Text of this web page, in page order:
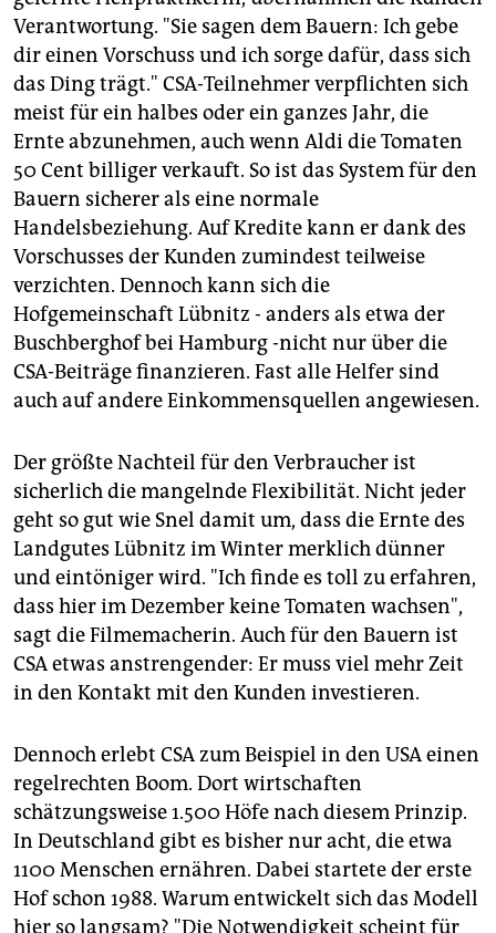
Verantwortung. "Sie sagen dem Bauern: Ich gebe
dir einen Vorschuss und ich sorge dafür, dass sich
das Ding trägt." CSA-Teilnehmer verpflichten sich
meist für ein halbes oder ein ganzes Jahr, die
Ernte abzunehmen, auch wenn Aldi die Tomaten
50 Cent billiger verkauft. So ist das System für den
Bauern sicherer als eine normale
Handelsbeziehung. Auf Kredite kann er dank des
Vorschusses der Kunden zumindest teilweise
verzichten. Dennoch kann sich die
Hofgemeinschaft Lübnitz - anders als etwa der
Buschberghof bei Hamburg -nicht nur über die
CSA-Beiträge finanzieren. Fast alle Helfer sind
auch auf andere Einkommensquellen angewiesen.
Der größte Nachteil für den Verbraucher ist
sicherlich die mangelnde Flexibilität. Nicht jeder
geht so gut wie Snel damit um, dass die Ernte des
Landgutes Lübnitz im Winter merklich dünner
und eintöniger wird. "Ich finde es toll zu erfahren,
dass hier im Dezember keine Tomaten wachsen",
sagt die Filmemacherin. Auch für den Bauern ist
CSA etwas anstrengender: Er muss viel mehr Zeit
in den Kontakt mit den Kunden investieren.
Dennoch erlebt CSA zum Beispiel in den USA einen
regelrechten Boom. Dort wirtschaften
schätzungsweise 1.500 Höfe nach diesem Prinzip.
In Deutschland gibt es bisher nur acht, die etwa
1100 Menschen ernähren. Dabei startete der erste
Hof schon 1988. Warum entwickelt sich das Modell
hier so langsam? "Die Notwendigkeit scheint für